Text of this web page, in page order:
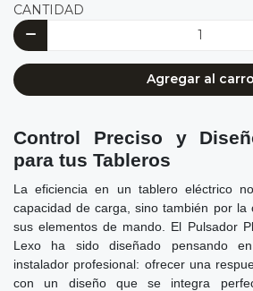
CANTIDAD
Agregar al carro
Control Preciso y
para tus Tableros
La eficiencia en un tablero eléctrico
capacidad de carga, sino también por la
sus elementos de mando. El Pulsador
Lexo ha sido diseñado pensando
instalador profesional: ofrecer una
con un diseño que se integra